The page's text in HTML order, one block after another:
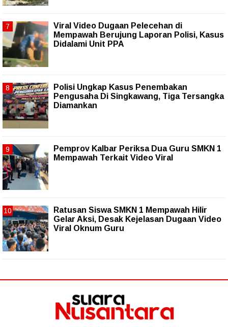
Viral Video Dugaan Pelecehan di
Mempawah Berujung Laporan Polisi, Kasus
Didalami Unit PPA
Polisi Ungkap Kasus Penembakan
Pengusaha Di Singkawang, Tiga Tersangka
Diamankan
Pemprov Kalbar Periksa Dua Guru SMKN 1
Mempawah Terkait Video Viral
Ratusan Siswa SMKN 1 Mempawah Hilir
Gelar Aksi, Desak Kejelasan Dugaan Video
Viral Oknum Guru